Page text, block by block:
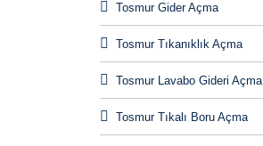
Tosmur Gider Açma
Tosmur Tıkanıklık Açma
Tosmur Lavabo Gideri Açma
Tosmur Tıkalı Boru Açma